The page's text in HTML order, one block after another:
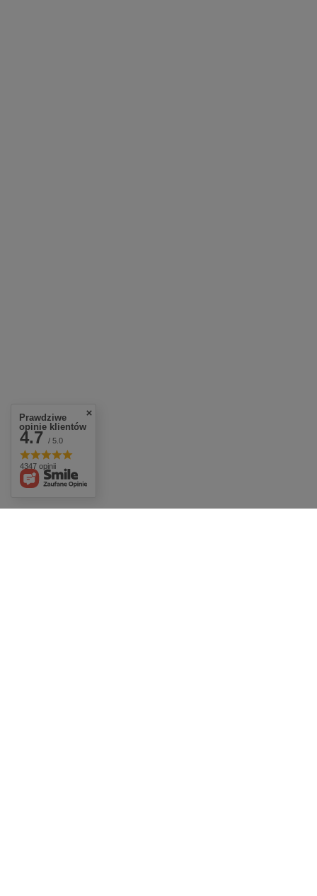
Prawdziwe
opinie klientów
4.7 / 5.0
4347 opinii